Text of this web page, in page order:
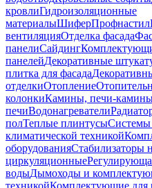
кровлиГидроизоляционные
материалыШиферПрофнастил
вентиляцияОтделка фасада
панелиСайдинг
панелейДекоративные
плитка для фасада
отделкиОтопление
колонкиКамины, печи-
печиВодонагреватели
полТеплые плинтусыСистемы
климатической техникой
оборудованияСтабилизаторы
циркуляционные
водыДымоходы и
техникойКомплектующие для